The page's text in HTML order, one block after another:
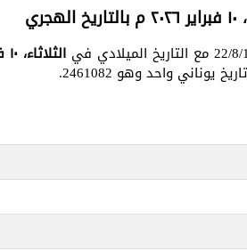
الثلاثاء، ١٠ فبراير ٢٠٢٦ م
واحد وهو 2461082.